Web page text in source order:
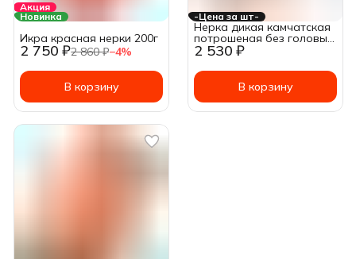
Акция
Новинка
2 750 ₽2 860 ₽−4%
Икра красная нерки 200г
В корзину
-Цена за шт-
2 530 ₽
Нерка дикая камчатская
потрошеная без головы ~
2 - 2,5кг
В корзину